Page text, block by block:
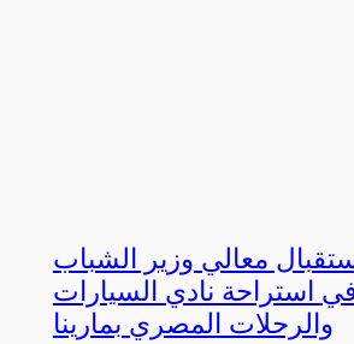
معالي وزير الشباب
استراحة نادي السيارات
والرحلات المصري بمارينا